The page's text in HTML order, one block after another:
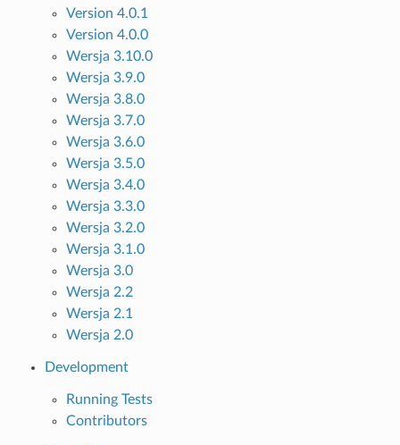
Version 4.0.1
Version 4.0.0
Wersja 3.10.0
Wersja 3.9.0
Wersja 3.8.0
Wersja 3.7.0
Wersja 3.6.0
Wersja 3.5.0
Wersja 3.4.0
Wersja 3.3.0
Wersja 3.2.0
Wersja 3.1.0
Wersja 3.0
Wersja 2.2
Wersja 2.1
Wersja 2.0
Development
Running Tests
Contributors